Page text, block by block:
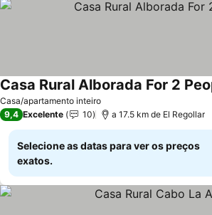
Casa/apartamento inteiro
Casa Rural Alborada For 2
9,4 Excelente 10 a 17.5 km de El Regollar
Selecione as datas para ver os preços
exatos.